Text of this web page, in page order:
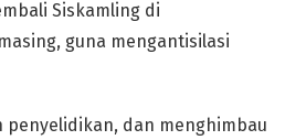
Siskamling di
guna mengantisilasi
penyelidikan, dan menghimbau